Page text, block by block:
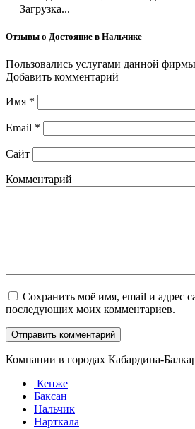
Загрузка...
Отзывы о Достояние в Нальчике
Пользовались услугами данной
Добавить комментарий
Имя *
Email *
Сайт
Комментарий
Сохранить моё имя, email и адрес
последующих моих комментариев.
Компании в городах Кабардина-
Кенже
Баксан
Нальчик
Нарткала